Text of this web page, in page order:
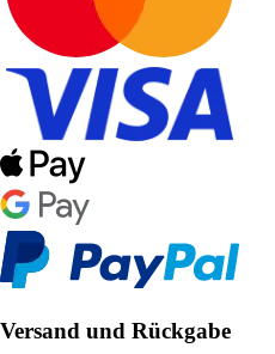
Versand und Rückgabe